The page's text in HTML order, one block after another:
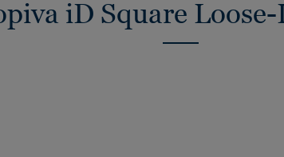
iD Square